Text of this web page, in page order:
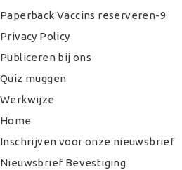
Paperback Vaccins reserveren-9
Privacy Policy
Publiceren bij ons
Quiz muggen
Werkwijze
Home
Inschrijven voor onze nieuwsbrief
Nieuwsbrief Bevestiging